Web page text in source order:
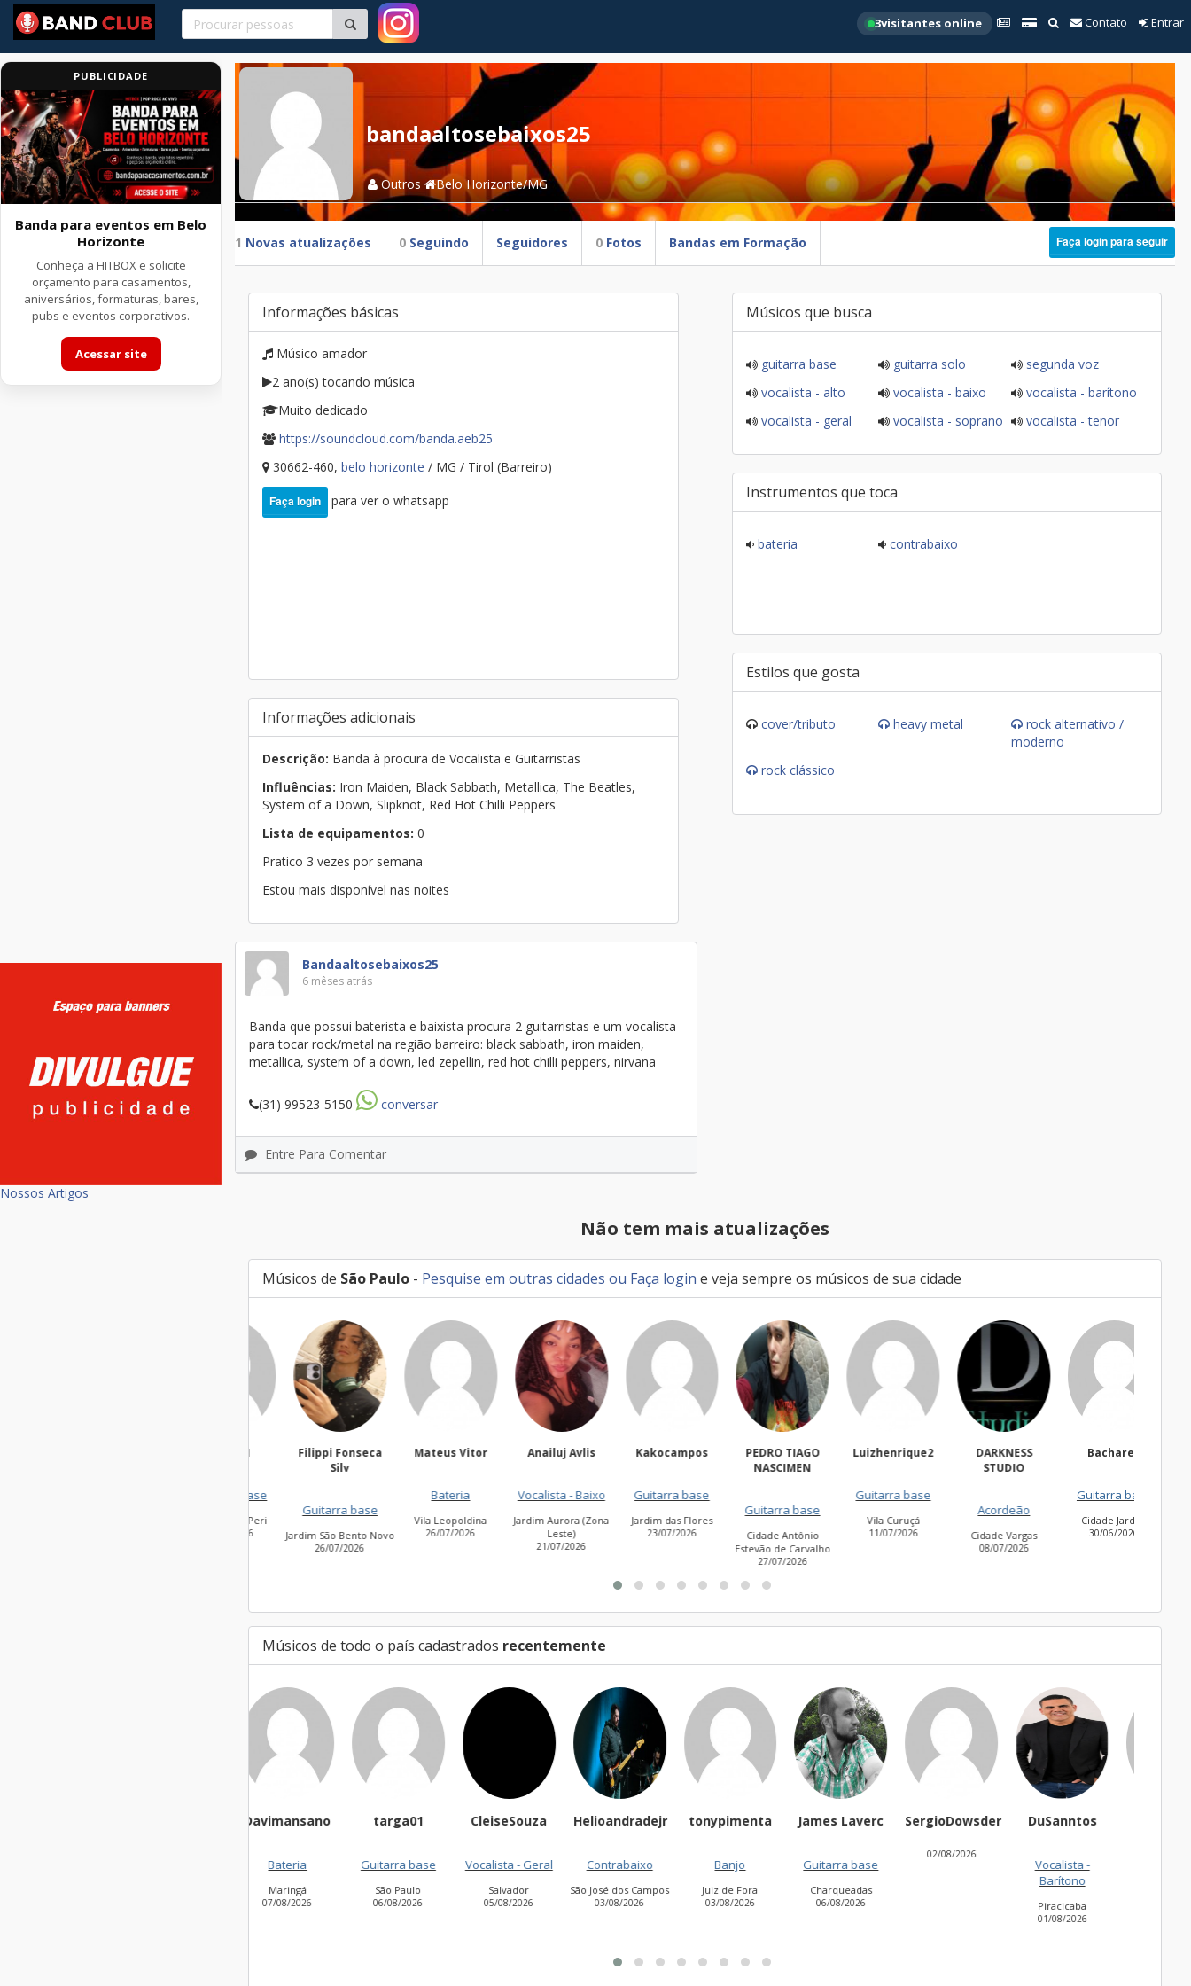
3visitantes online Contato Entrar
PUBLICIDADE
Banda para eventos em Belo
Horizonte
Conheça a HITBOX e solicite
orçamento para casamentos,
aniversários, formaturas, bares,
pubs e eventos corporativos.
Acessar site
Nossos Artigos
bandaaltosebaixos25
Outros Belo Horizonte/MG
1 Novas atualizações 0 Seguindo Seguidores 0 Fotos Bandas em Formação Faça login para seguir
Informações básicas
Músico amador
2 ano(s) tocando música
Muito dedicado
https://soundcloud.com/banda.aeb25
30662-460, belo horizonte / MG / Tirol (Barreiro)
Faça login para ver o whatsapp
Informações adicionais
Descrição: Banda à procura de Vocalista e Guitarristas
Influências: Iron Maiden, Black Sabbath, Metallica, The Beatles,
System of a Down, Slipknot, Red Hot Chilli Peppers
Lista de equipamentos: 0
Pratico 3 vezes por semana
Estou mais disponível nas noites
Músicos que busca
guitarra base guitarra solo
segunda voz
vocalista - alto
vocalista - baixo
vocalista - barítono
vocalista - geral
vocalista - soprano vocalista - tenor
Instrumentos que toca
bateria contrabaixo
Estilos que gosta
cover/tributo heavy metal
rock alternativo /
moderno
rock clássico
Bandaaltosebaixos25
6 mêses atrás
Banda que possui baterista e baixista procura 2 guitarristas e um vocalista
para tocar rock/metal na região barreiro: black sabbath, iron maiden,
metallica, system of a down, led zepellin, red hot chilli peppers, nirvana
(31) 99523-5150 conversar
Entre Para Comentar
Não tem mais atualizações
Músicos de São Paulo - Pesquise em outras cidades ou Faça login e veja sempre os músicos de sua cidade
Filippi Fonseca
Guitarra base
Jardim São Bento Novo
26/07/2026
Mateus Vitor
Bateria
Vila Leopoldina
26/07/2026
Anailuj Avlis
Vocalista - Baixo
Jardim Aurora (Zona
21/07/2026
Kakocampos
Guitarra base
Jardim das Flores
23/07/2026
PEDRO TIAGO
NASCIMEN
Guitarra base
Cidade Antônio
Estevão de Carvalho
27/07/2026
Luizhenrique2
Guitarra base
Vila Curuçá
11/07/2026
DARKNESS
STUDIO
Acordeão
Cidade Vargas
08/07/2026
Bacharell
Guitarra base
Cidade Jardim
30/06/2026
Músicos de todo o país cadastrados recentemente
targa01
Guitarra base
São Paulo
06/08/2026
CleiseSouza
Vocalista - Geral
Salvador
05/08/2026
Helioandradejr
Contrabaixo
São José dos Campos
03/08/2026
tonypimenta
Banjo
Juiz de Fora
03/08/2026
James Laverc
Guitarra base
Charqueadas
06/08/2026
SergioDowsder DuSanntos Dom marins
Banjo
Niterói
31/07/2026